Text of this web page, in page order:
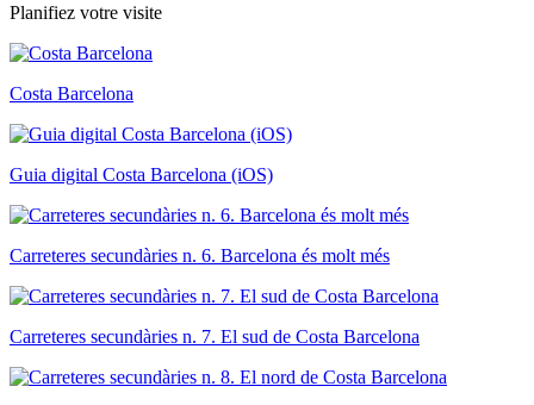
Planifiez votre visite
Costa Barcelona
Guia digital Costa Barcelona (iOS)
Carreteres secundàries n. 6. Barcelona és molt més
Carreteres secundàries n. 7. El sud de Costa Barcelona